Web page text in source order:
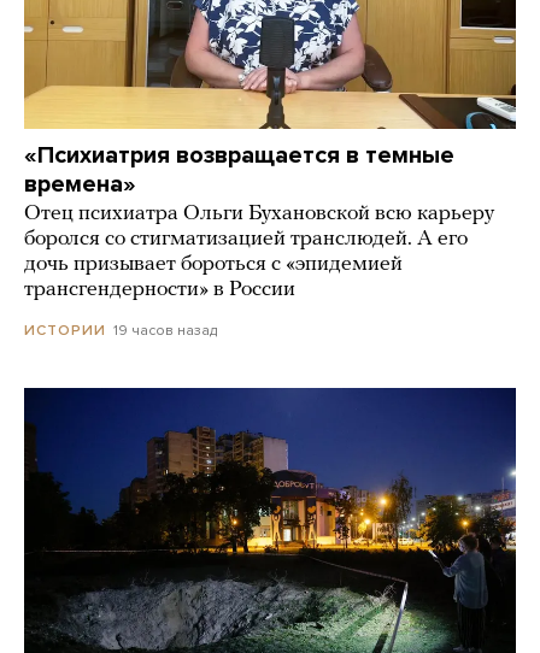
«Психиатрия возвращается в темные
времена»
Отец психиатра Ольги Бухановской всю карьеру
боролся со стигматизацией транслюдей. А его
дочь призывает бороться с «эпидемией
трансгендерности» в России
ИСТОРИИ 19 часов назад